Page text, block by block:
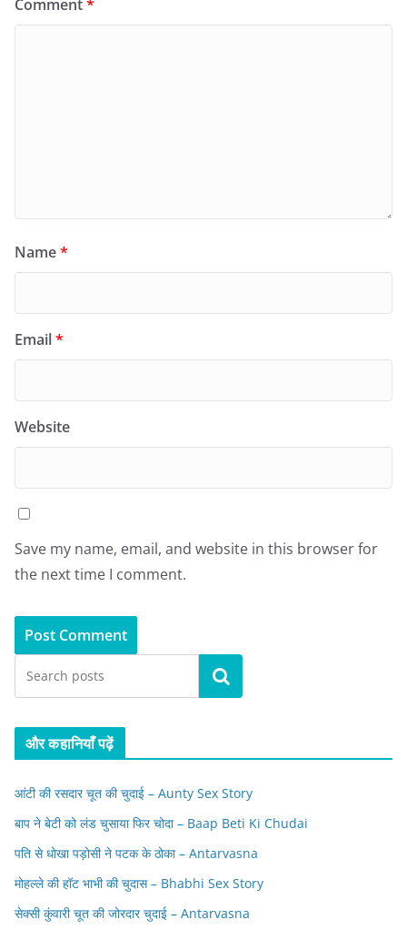
Comment*
Name*
Email*
Website
Save my name, email, and website in this browser for
the next time I comment.
Search
और कहानियाँ पढ़ें
आंटी की रसदार चूत की चुदाई – Aunty Sex Story
बाप ने बेटी को लंड चुसाया फिर चोदा – Baap Beti Ki Chudai
पति से धोखा पड़ोसी ने पटक के ठोका – Antarvasna
मोहल्ले की हॉट भाभी की चुदास – Bhabhi Sex Story
सेक्सी कुंवारी चूत की जोरदार चुदाई – Antarvasna